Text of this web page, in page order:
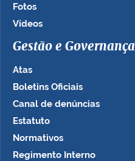
Fotos
Vídeos
Gestão e Governança
Atas
Boletins Oficiais
Canal de denúncias
Estatuto
Normativos
Regimento Interno